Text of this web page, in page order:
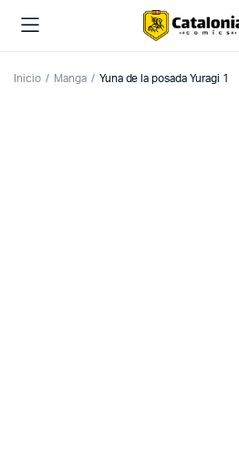
Inicio Manga Yuna de la posada Yuragi 1